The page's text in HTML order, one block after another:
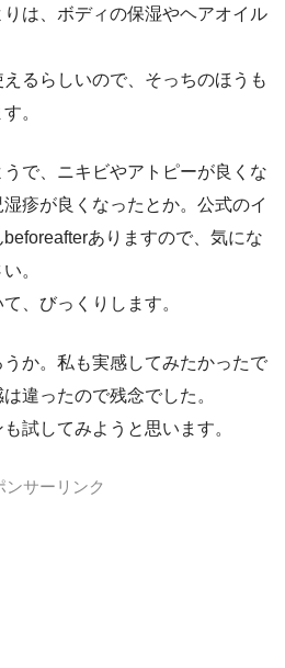
は、ボディの保湿やヘアオイル
るらしいので、そっちのほうも
。
で、ニキビやアトピーが良くな
疹が良くなったとか。公式のイ
ありますので、気にな
。
、びっくりします。
か。私も実感してみたかったで
違ったので残念でした。
試してみようと思います。
ンサーリンク